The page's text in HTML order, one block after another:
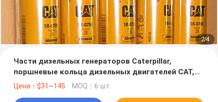
2/4
Части дизельных генераторов Caterpillar,
поршневые кольца дизельных двигателей CAT,
поршневые кольца для CAT,1W8922,197-9341,7N-
Цена：$31~145 MOQ：6 шт.